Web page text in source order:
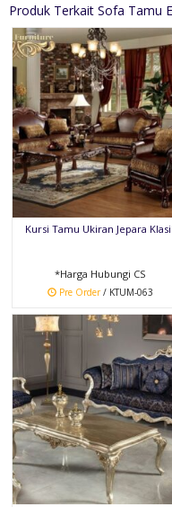
Produk Terkait Sofa Tamu
Kursi Tamu Ukiran Jepara
*Harga Hubungi CS
Pre Order/ KTUM-063